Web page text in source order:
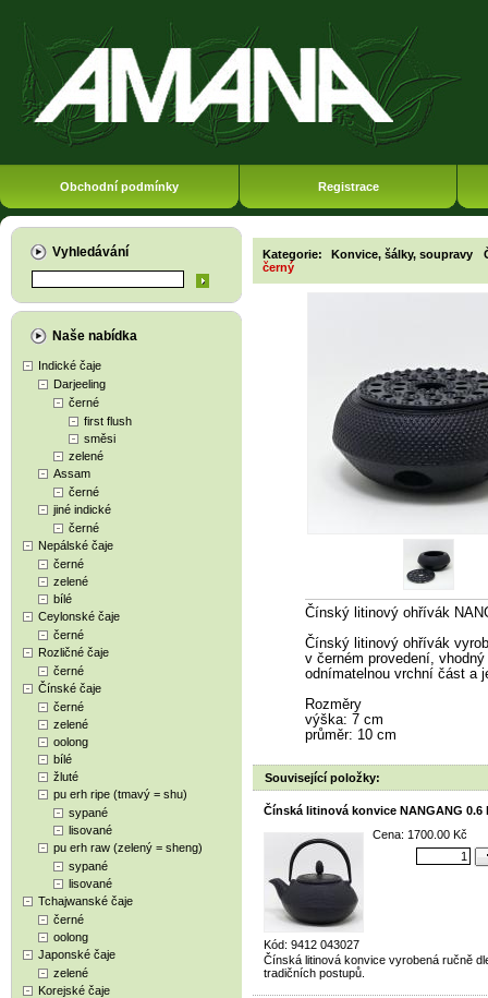
Obchodní podmínky Registrace
Vyhledávání
Naše nabídka
Indické čaje
Darjeeling
černé
first flush
směsi
zelené
Assam
černé
jiné indické
černé
Nepálské čaje
černé
zelené
bílé
Ceylonské čaje
černé
Rozličné čaje
černé
Čínské čaje
černé
zelené
oolong
bílé
žluté
pu erh ripe (tmavý = shu)
sypané
lisované
pu erh raw (zelený = sheng)
sypané
lisované
Tchajwanské čaje
černé
oolong
Japonské čaje
zelené
Korejské čaje
Kategorie: Konvice, šálky, soupravy
černý
Čínský litinový ohřívák
Čínský litinový ohřívák
v černém provedení,
odnímatelnou vrchní část a
Rozměry
výška: 7 cm
průměr: 10 cm
Související položky:
Čínská litinová konvice NANGANG 0.6
Kód: 9412 043027
Cena: 1700.00 Kč
Čínská litinová konvice vyrobená ručně
tradičních postupů.